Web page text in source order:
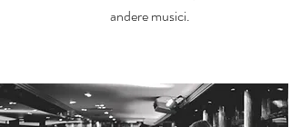
andere musici.